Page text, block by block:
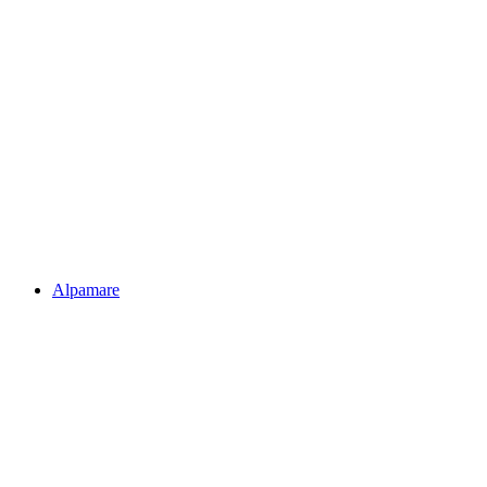
Alpamare